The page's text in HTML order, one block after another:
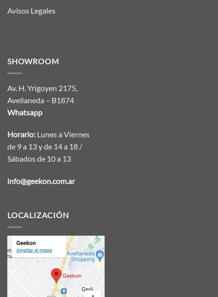
Avisos Legales
SHOWROOM
Av. H. Yrigoyen 2175,
Avellaneda – B1874
Whatsapp
Horario: Lunes a Viernes
de 9 a 13 y de 14 a 18 /
Sábados de 10 a 13
info@geekon.com.ar
LOCALIZACIÓN